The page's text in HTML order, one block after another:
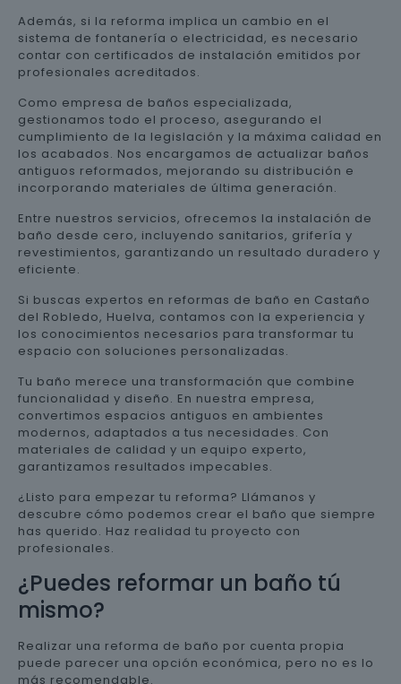
Además, si la reforma implica un cambio en el
sistema de fontanería o electricidad, es necesario
contar con certificados de instalación emitidos por
profesionales acreditados.
Como empresa de baños especializada,
gestionamos todo el proceso, asegurando el
cumplimiento de la legislación y la máxima calidad en
los acabados. Nos encargamos de actualizar baños
antiguos reformados, mejorando su distribución e
incorporando materiales de última generación.
Entre nuestros servicios, ofrecemos la instalación de
baño desde cero, incluyendo sanitarios, grifería y
revestimientos, garantizando un resultado duradero y
eficiente.
Si buscas expertos en reformas de baño en Castaño
del Robledo, Huelva, contamos con la experiencia y
los conocimientos necesarios para transformar tu
espacio con soluciones personalizadas.
Tu baño merece una transformación que combine
funcionalidad y diseño. En nuestra empresa,
convertimos espacios antiguos en ambientes
modernos, adaptados a tus necesidades. Con
materiales de calidad y un equipo experto,
garantizamos resultados impecables.
¿Listo para empezar tu reforma? Llámanos y
descubre cómo podemos crear el baño que siempre
has querido. Haz realidad tu proyecto con
profesionales.
¿Puedes reformar un baño tú
mismo?
Realizar una reforma de baño por cuenta propia
puede parecer una opción económica, pero no es lo
más recomendable.